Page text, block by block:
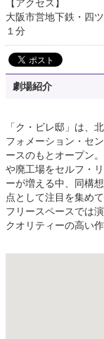
【アクセス】
大阪市営地下鉄・四
１分
劇場紹介
「ク・ビレ邸」は、
フォメーション・セ
ースのもとオープン
や廃工場をセルフ・
ーが増える中、同構
点として注目を集めて
フリースペースでは
クオリティーの高い